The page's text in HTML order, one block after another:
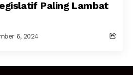
Paling Lambat
6, 2024